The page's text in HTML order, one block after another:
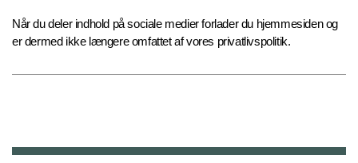
Når du deler indhold på sociale medier forlader du hjemmesiden og
er dermed ikke længere omfattet af vores privatlivspolitik.